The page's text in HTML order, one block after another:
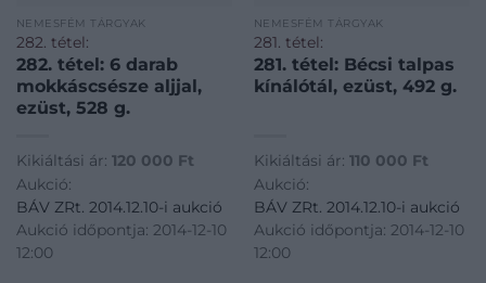
NEMESFÉM TÁRGYAK
282. tétel:
282. tétel: 6 darab
mokkáscsésze aljjal,
ezüst, 528 g.
Kikiáltási ár: 120 000 Ft
Aukció:
BÁV ZRt. 2014.12.10-i aukció
Aukció időpontja: 2014-12-10
12:00
NEMESFÉM TÁRGYAK
281. tétel:
281. tétel: Bécsi talpas
kínálótál, ezüst, 492 g.
Kikiáltási ár: 110 000 Ft
Aukció:
BÁV ZRt. 2014.12.10-i aukció
Aukció időpontja: 2014-12-10
12:00